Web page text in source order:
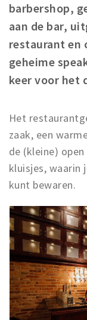
Parkeren
Uitjes &
Natuurgebieden
Baroniepoorten
Sport
Privacy
Inloggen
barbershop,
aan de bar,
restaurant en
geheime
keer voor het
Het
zaak, een
de (kleine)
kluisjes, waarin
kunt bewaren.